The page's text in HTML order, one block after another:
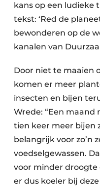
kans op een ludieke
tekst: ‘Red de
bewonderen op de
kanalen van
Door niet te maaien
komen er meer
insecten en bijen
Wrede: “Een maand
tien keer meer bijen
belangrijk voor zo’n
voedselgewassen.
voor minder droogte
er dus koeler bij deze